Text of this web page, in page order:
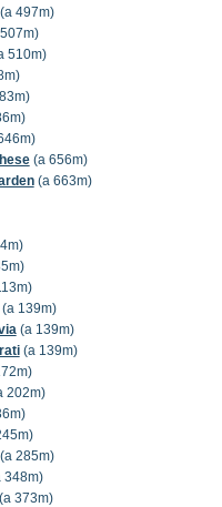
497m)
510m)
(a 656m)
(a 663m)
139m)
(a 139m)
(a 139m)
202m)
285m)
373m)